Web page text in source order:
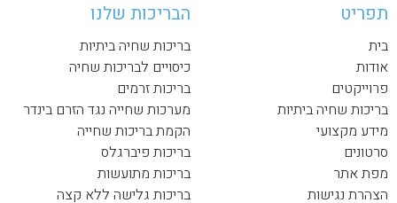
תפריט
בית
אודות
פרוייקטים
בריכות שחיה ביתיות
מידע מקצועי
סרטונים
מפת אתר
הצהרת נגישות
הבריכות שלנו
בריכות שחיה ביתיות
כיסויים לבריכות שחיה
בריכות זרמים
מערכות שחייה נגד הזרם בינדר
הקמת בריכות שחייה
בריכות פיברגלס
בריכות מתועשות
בריכות גלישה ללא קצה